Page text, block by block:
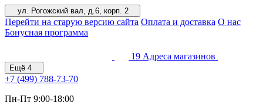
ул. Рогожский вал, д.6, корп. 2
Перейти на старую версию сайта Оплата и доставка О нас
Бонусная программа
19 Адреса магазинов
Ещё 4
+7 (499) 788-73-70
Пн-Пт 9:00-18:00